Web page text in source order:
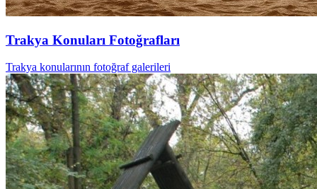
Trakya Konuları Fotoğrafları
Trakya konularının fotoğraf galerileri